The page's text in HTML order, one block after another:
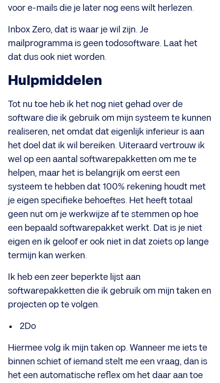
voor e-mails die je later nog eens wilt herlezen.
Inbox Zero, dat is waar je wil zijn. Je
mailprogramma is geen todosoftware. Laat het
dat dus ook niet worden.
Hulpmiddelen
Tot nu toe heb ik het nog niet gehad over de
software die ik gebruik om mijn systeem te kunnen
realiseren, net omdat dat eigenlijk inferieur is aan
het doel dat ik wil bereiken. Uiteraard vertrouw ik
wel op een aantal softwarepakketten om me te
helpen, maar het is belangrijk om eerst een
systeem te hebben dat 100% rekening houdt met
je eigen specifieke behoeftes. Het heeft totaal
geen nut om je werkwijze af te stemmen op hoe
een bepaald softwarepakket werkt. Dat is je niet
eigen en ik geloof er ook niet in dat zoiets op lange
termijn kan werken.
Ik heb een zeer beperkte lijst aan
softwarepakketten die ik gebruik om mijn taken en
projecten op te volgen.
2Do
Hiermee volg ik mijn taken op. Wanneer me iets te
binnen schiet of iemand stelt me een vraag, dan is
het een automatische reflex om het daar aan toe